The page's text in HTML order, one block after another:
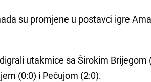
su promjene u postavci igre
utakmice sa Širokim Brijegom
(0:0) i Pečujom (2:0).